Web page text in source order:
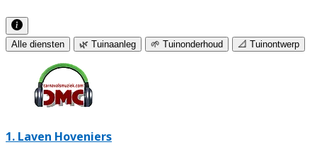
Alle diensten 🌿 Tuinaanleg 🌱 Tuinonderhoud 📐 Tuinontwerp
1. Laven Hoveniers